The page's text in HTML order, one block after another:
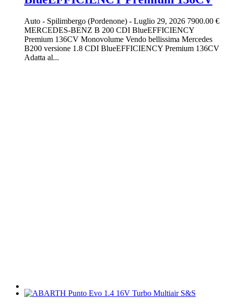
Auto - Spilimbergo (Pordenone) - Luglio 29, 2026 7900.00 €
MERCEDES-BENZ B 200 CDI BlueEFFICIENCY
Premium 136CV Monovolume Vendo bellissima Mercedes
B200 versione 1.8 CDI BlueEFFICIENCY Premium 136CV
Adatta al...